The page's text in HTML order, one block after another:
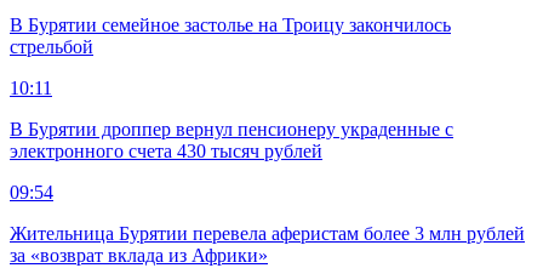
В Бурятии семейное застолье на Троицу закончилось
стрельбой
10:11
В Бурятии дроппер вернул пенсионеру украденные с
электронного счета 430 тысяч рублей
09:54
Жительница Бурятии перевела аферистам более 3 млн рублей
за «возврат вклада из Африки»